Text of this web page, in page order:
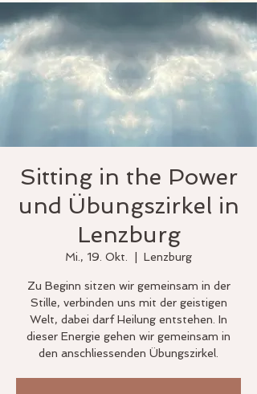
Sitting in the Power
und Übungszirkel in
Lenzburg
Mi., 19. Okt. Lenzburg
Zu Beginn sitzen wir gemeinsam in der
Stille, verbinden uns mit der geistigen
Welt, dabei darf Heilung entstehen. In
dieser Energie gehen wir gemeinsam in
den anschliessenden Übungszirkel.